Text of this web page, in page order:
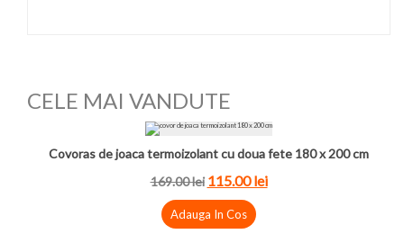
CELE MAI VANDUTE
Covoras de joaca termoizolant cu doua fete 180 x 200 cm
169.00 lei 115.00 lei
Adauga In Cos